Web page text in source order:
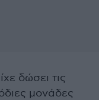
δώσει τις
μονάδες